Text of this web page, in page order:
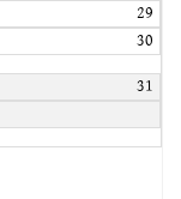
29
30
31